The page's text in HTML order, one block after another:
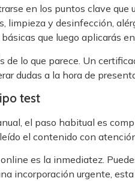
en los puntos clave
limpieza y desinfección,
que luego aplicarás
de lo que parece. Un
dudas a la hora de
test
el paso habitual es
el contenido con
es la inmediatez.
incorporación urgente,